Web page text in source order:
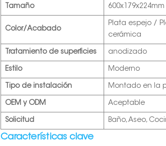
Tamaño 600x179x224mm
Color/Acabado
Plata espejo /
cerámica
Tratamiento de superficies anodizado
Estilo Moderno
Tipo de instalación Montado en la
OEM y ODM Aceptable
Solicitud Baño, Aseo,
Características clave